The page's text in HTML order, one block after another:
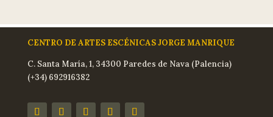
CENTRO DE ARTES ESCÉNICAS JORGE MANRIQUE
C. Santa María, 1, 34300 Paredes de Nava (Palencia)
(+34) 692916382